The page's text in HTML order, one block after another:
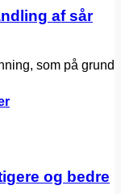
af sår
som på grund
og bedre